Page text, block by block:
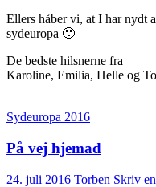
Ellers håber vi, at I har nydt
sydeuropa 🙂
De bedste hilsnerne fra
Karoline, Emilia, Helle og
Sydeuropa 2016
På vej hjemad
24. juli 2016 Torben Skriv